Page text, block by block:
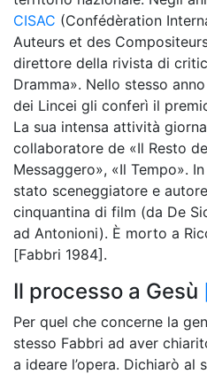
CISAC (Confédèration
Auteurs et des
direttore della rivista di
Dramma». Nello stesso
dei Lincei gli conferì il
La sua intensa attività
collaboratore de «Il Resto
Messaggero», «Il Tempo».
stato sceneggiatore e
cinquantina di film (da De
ad Antonioni). È morto a
[Fabbri 1984].
Il processo a Gesù
Per quel che concerne la
stesso Fabbri ad aver
a ideare l’opera. Dichiarò al